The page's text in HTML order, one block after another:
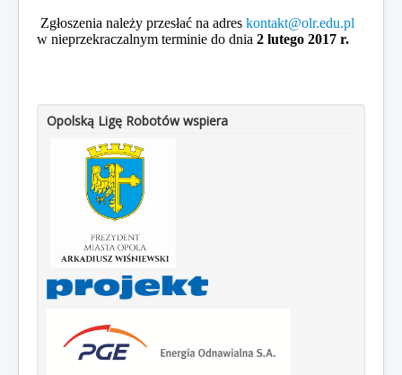
Zgłoszenia należy przesłać na adres kontakt@olr.edu.pl
w nieprzekraczalnym terminie do dnia 2 lutego 2017 r.
Opolską Ligę Robotów wspiera